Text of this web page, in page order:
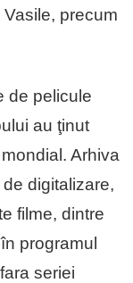
precum
de pelicule
au ţinut
Arhiva
digitalizare,
filme, dintre
programul
seriei